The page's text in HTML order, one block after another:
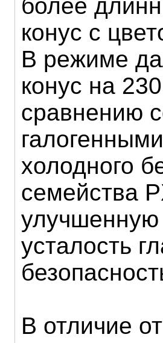
более
конус с
В режиме
конус на
сравнению
холодного
семейства
улучшенную
усталость
В отличие